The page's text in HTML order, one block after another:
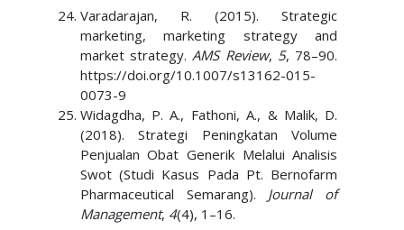
Varadarajan, R. (2015). Strategic
marketing, marketing strategy and
market strategy.AMS Review, 5, 78–90.
https://doi.org/10.1007/s13162-015-
0073-9
Widagdha, P. A., Fathoni, A., & Malik, D.
(2018). Strategi Peningkatan Volume
Penjualan Obat Generik Melalui Analisis
Swot (Studi Kasus Pada Pt. Bernofarm
Pharmaceutical Semarang). Journal of
Management, 4(4), 1–16.